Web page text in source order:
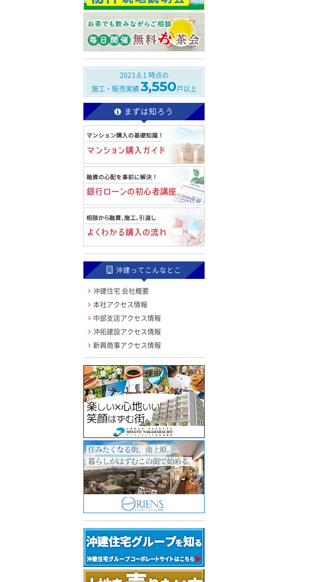
2023.6.1 時点の
施工・販売実績3,550戸以上
まずは知ろう
沖建ってこんなとこ
沖建住宅 会社概要
本社アクセス情報
中部支店アクセス情報
沖拓建設アクセス情報
新興商事アクセス情報